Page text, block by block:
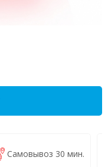
Самовывоз 30 мин.